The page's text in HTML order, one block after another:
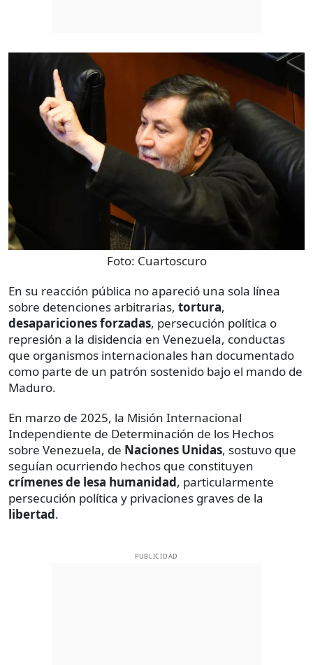
Foto: Cuartoscuro
En su reacción pública no apareció una sola línea
sobre detenciones arbitrarias, tortura,
desapariciones forzadas, persecución política o
represión a la disidencia en Venezuela, conductas
que organismos internacionales han documentado
como parte de un patrón sostenido bajo el mando de
Maduro.
En marzo de 2025, la Misión Internacional
Independiente de Determinación de los Hechos
sobre Venezuela, de Naciones Unidas, sostuvo que
seguían ocurriendo hechos que constituyen
crímenes de lesa humanidad, particularmente
persecución política y privaciones graves de la
libertad.
PUBLICIDAD